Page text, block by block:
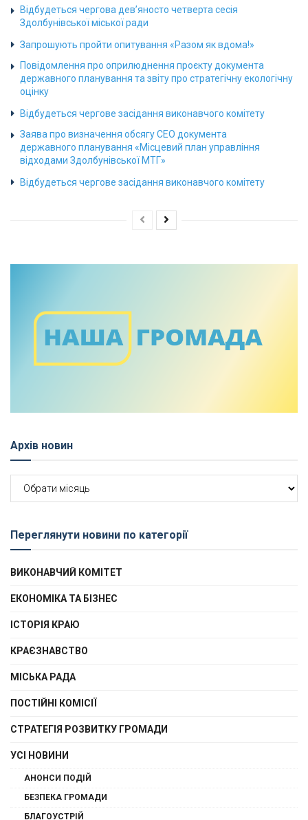
Відбудеться чергова дев’яносто четверта сесія
Здолбунівської міської ради
Запрошують пройти опитування «Разом як вдома!»
Повідомлення про оприлюднення проєкту документа
державного планування та звіту про стратегічну екологічну
оцінку
Відбудеться чергове засідання виконавчого комітету
Заява про визначення обсягу СЕО документа
державного планування «Місцевий план управління
відходами Здолбунівської МТГ»
Відбудеться чергове засідання виконавчого комітету
Архів новин
Архів
новин
Переглянути новини по категорії
ВИКОНАВЧИЙ КОМІТЕТ
ЕКОНОМІКА ТА БІЗНЕС
ІСТОРІЯ КРАЮ
КРАЄЗНАВСТВО
МІСЬКА РАДА
ПОСТІЙНІ КОМІСІЇ
СТРАТЕГІЯ РОЗВИТКУ ГРОМАДИ
УСІ НОВИНИ
АНОНСИ ПОДІЙ
БЕЗПЕКА ГРОМАДИ
БЛАГОУСТРІЙ